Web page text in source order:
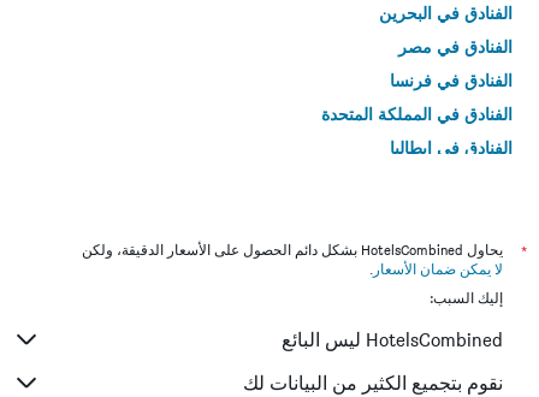
الفنادق في البحرين
الفنادق في مصر
الفنادق في فرنسا
الفنادق في المملكة المتحدة
الفنادق في إيطاليا
*
يحاول HotelsCombined بشكل دائم الحصول على الأسعار الدقيقة، ولكن
لا يمكن ضمان الأسعار .
إليك السبب:
HotelsCombined ليس البائع
نقوم بتجميع الكثير من البيانات لك